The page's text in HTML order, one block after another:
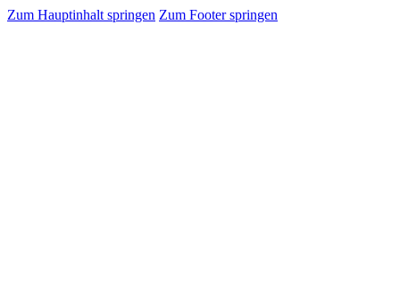
Zum Hauptinhalt springen Zum Footer springen